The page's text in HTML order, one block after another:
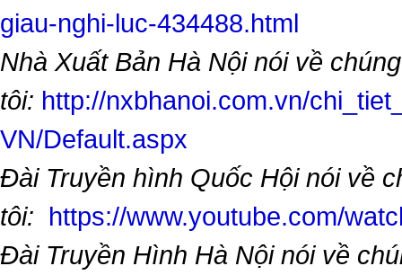
giau-nghi-luc-434488.html
Nhà Xuất Bản Hà Nội nói về chúng
tôi: http://nxbhanoi.com.vn/
VN/Default.aspx
Đài Truyền hình Quốc Hội nói về
tôi: https://www.youtube.com/
Đài Truyền Hình Hà Nội nói về